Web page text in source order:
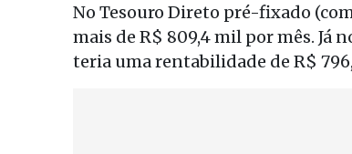
No Tesouro Direto pré-fixado
mais de R$ 809,4 mil por mês. Já
teria uma rentabilidade de R$